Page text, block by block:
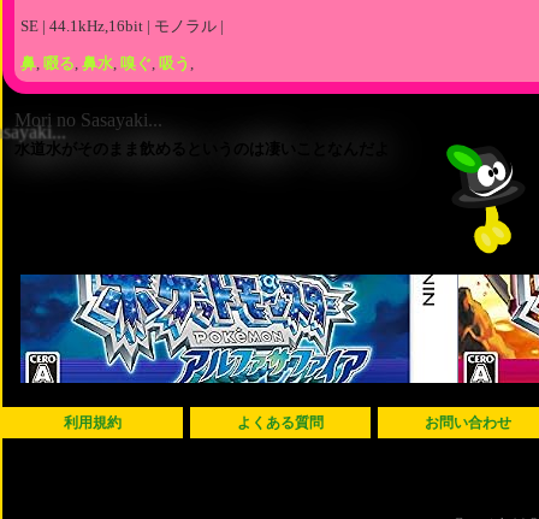
SE | 44.1kHz,16bit | モノラル |
鼻, 啜る, 鼻水, 嗅ぐ, 吸う ,
Mori no Sasayaki...
水道水がそのまま飲めるというのは凄いことなんだよ
利用規約 よくある質問 お問い合わせ